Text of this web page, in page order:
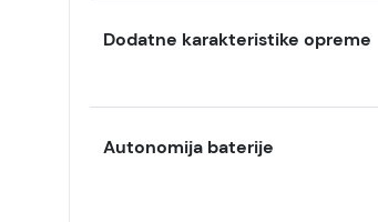
Dodatne karakteristike opreme
Autonomija baterije